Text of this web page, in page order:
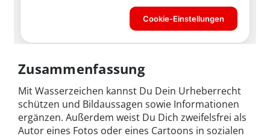
Zusammenfassung
Mit Wasserzeichen kannst Du Dein Urheberrecht
schützen und Bildaussagen sowie Informationen
ergänzen. Außerdem weist Du Dich zweifelsfrei als
Autor eines Fotos oder eines Cartoons in sozialen